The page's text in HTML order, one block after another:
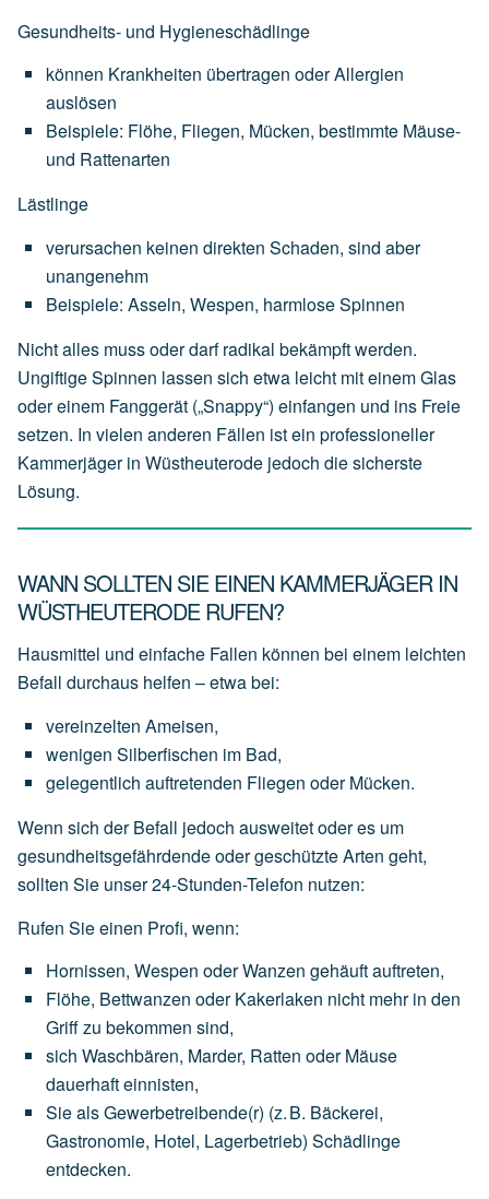
Gesundheits- und Hygieneschädlinge
können Krankheiten übertragen oderAllergien
auslösen
Beispiele: Flöhe, Fliegen, Mücken, bestimmte Mäuse-
und Rattenarten
Lästlinge
verursachen keinen direkten Schaden, sind aber
unangenehm
Beispiele: Asseln, Wespen, harmloseSpinnen
Nicht alles muss oder darf radikal bekämpft werden.
Ungiftige Spinnen lassen sich etwa leicht mit einem Glas
oder einem Fanggerät („Snappy“) einfangen und ins Freie
setzen. In vielen anderen Fällen ist ein professioneller
Kammerjäger in Wüstheuterode jedoch die sicherste
Lösung.
WANN SOLLTEN SIE EINEN KAMMERJÄGER IN
WÜSTHEUTERODE RUFEN?
Hausmittel und einfache Fallen können bei einem leichten
Befall durchaus helfen – etwa bei:
vereinzelten Ameisen,
wenigen Silberfischen im Bad,
gelegentlich auftretenden Fliegen oder Mücken.
Wenn sich der Befall jedoch ausweitet oder es um
gesundheitsgefährdende oder geschützte Arten geht,
sollten Sie unser 24-Stunden-Telefon nutzen:
Rufen Sie einen Profi, wenn:
Hornissen, Wespen oderWanzen gehäuftauftreten,
Flöhe, Bettwanzen oder Kakerlaken nicht mehr in den
Griffzu bekommen sind,
sich Waschbären, Marder, Ratten oder Mäuse
dauerhafteinnisten,
SiealsGewerbetreibende(r) (z.B. Bäckerei,
Gastronomie, Hotel, Lagerbetrieb) Schädlinge
entdecken.